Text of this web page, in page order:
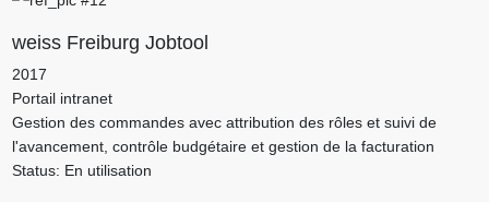
weiss Freiburg Jobtool
2017
Portail intranet
Gestion des commandes avec attribution des rôles et suivi de
l'avancement, contrôle budgétaire et gestion de la facturation
Status: En utilisation